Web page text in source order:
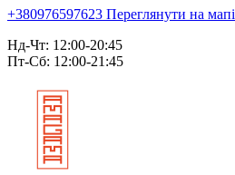
+380976597623 Переглянути на мапі
Нд-Чт: 12:00-20:45
Пт-Сб: 12:00-21:45